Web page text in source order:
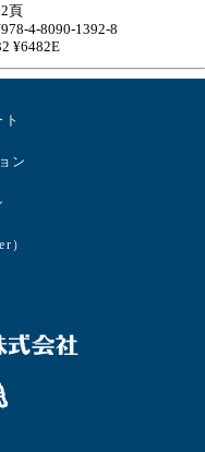
頁
4-8090-1392-8
¥6482E
ン
）